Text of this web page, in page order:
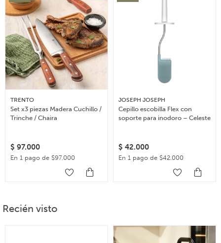
TRENTO
Set x3 piezas Madera Cuchillo /
Trinche / Chaira
$ 97.000
En 1 pago de $97.000
JOSEPH JOSEPH
Cepillo escobilla Flex con
soporte para inodoro – Celeste
$ 42.000
En 1 pago de $42.000
Recién visto